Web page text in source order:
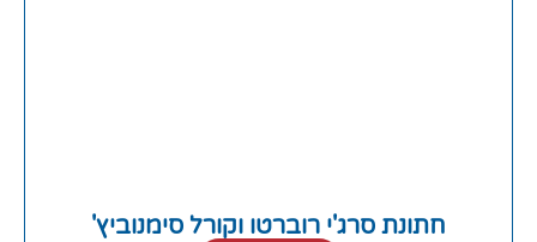
חתונת סרג'י רוברטו וקורל סימנוביץ'